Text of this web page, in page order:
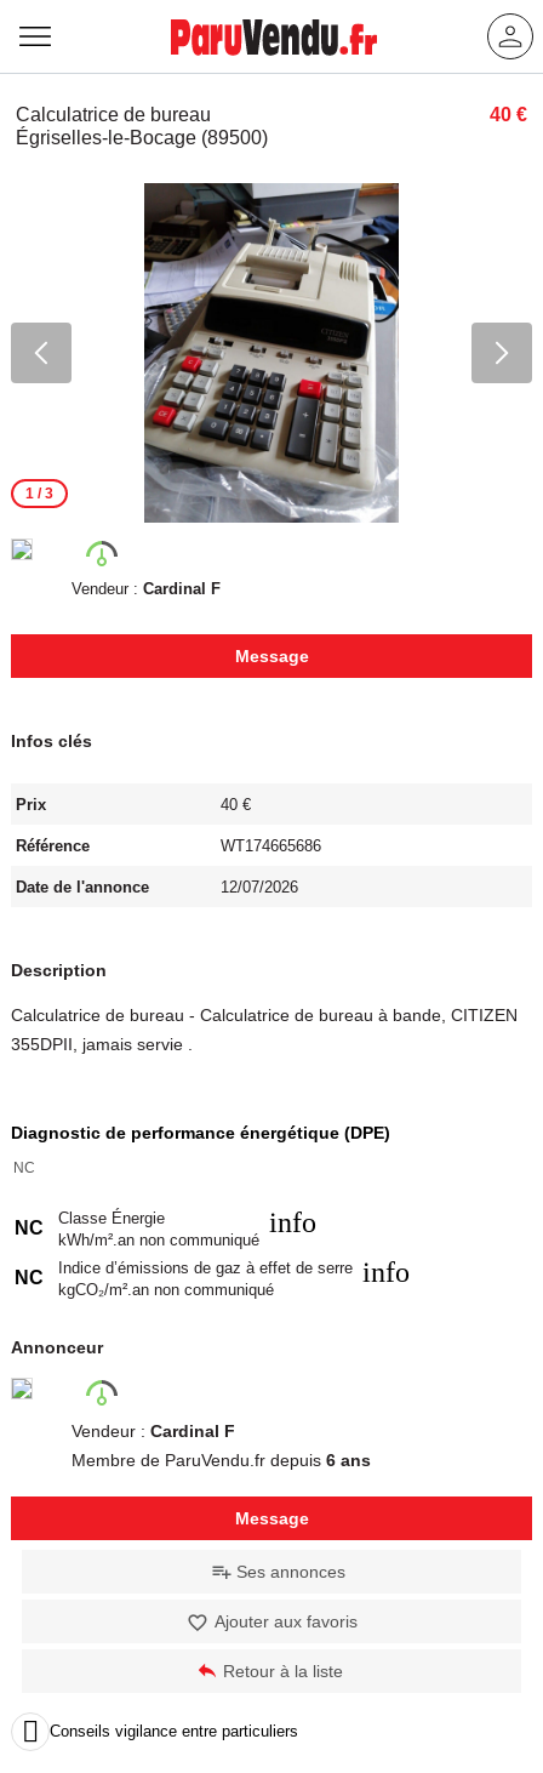
Calculatrice de bureau
Égriselles-le-Bocage (89500)
40 €
1/ 3
Vendeur : Cardinal F
Message
Infos clés
Prix 40 €
Référence WT174665686
Date de l'annonce 12/07/2026
Description
Calculatrice de bureau - Calculatrice de bureau à bande, CITIZEN
355DPII, jamais servie .
Diagnostic de performance énergétique (DPE)
NC
NC
Classe Énergie
kWh/m².an non communiqué
info
NC
Indice d’émissions de gaz à effet de serre
kgCO₂/m².an non communiqué
info
Annonceur
Vendeur : Cardinal F
Membre de ParuVendu.fr depuis 6 ans
Message
Ses annonces
Ajouter aux favoris
Retour à la liste
 Conseils vigilance entre particuliers